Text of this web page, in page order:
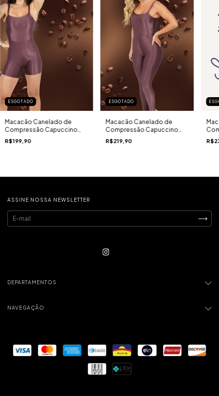
ESGOTADO
Macacão Canelado de
Compressão Capuccino
Cinamon Curto
R$199,90
ESGOTADO
Macacão Canelado de
Compressão Capuccino
Cinamon Longo
R$219,90
ASSINE NOSSA NEWSLETTER
DEPARTAMENTOS
NAVEGAÇÃO